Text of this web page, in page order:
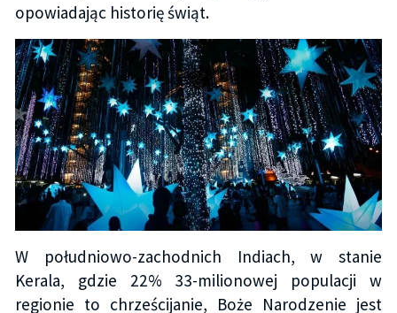
opowiadając historię świąt.
W południowo-zachodnich Indiach, w stanie
Kerala, gdzie 22% 33-milionowej populacji w
regionie to chrześcijanie, Boże Narodzenie jest